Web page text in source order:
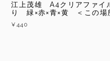
江上茂雄 A4クリアファイ
り 緑×赤×青×黄 ＜この場
¥440